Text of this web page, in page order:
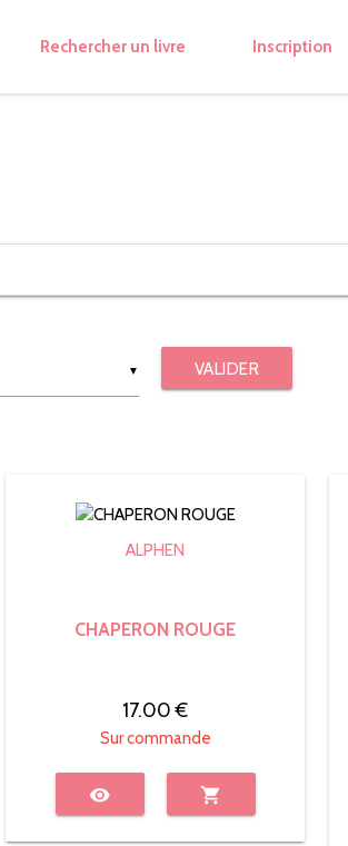
Rechercher un livre Inscription
▼ VALIDER
ALPHEN
CHAPERON ROUGE
17.00 €
Sur commande
visibility shopping_cart